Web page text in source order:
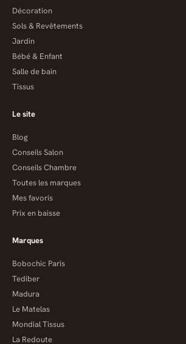
Décoration
Sols & Revêtements
Jardin
Bébé & Enfant
Salle de bain
Tissus
Le site
Blog
Conseils Salon
Conseils Chambre
Toutes les marques
Mes favoris
Prix en baisse
Marques
Bobochic Paris
Tediber
Madura
Le Matelas
Mondial Tissus
La Redoute